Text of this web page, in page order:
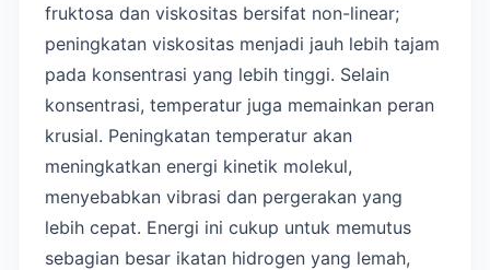
fruktosa dan viskositas bersifat non-linear;
peningkatan viskositas menjadi jauh lebih tajam
pada konsentrasi yang lebih tinggi. Selain
konsentrasi, temperatur juga memainkan peran
krusial. Peningkatan temperatur akan
meningkatkan energi kinetik molekul,
menyebabkan vibrasi dan pergerakan yang
lebih cepat. Energi ini cukup untuk memutus
sebagian besar ikatan hidrogen yang lemah,